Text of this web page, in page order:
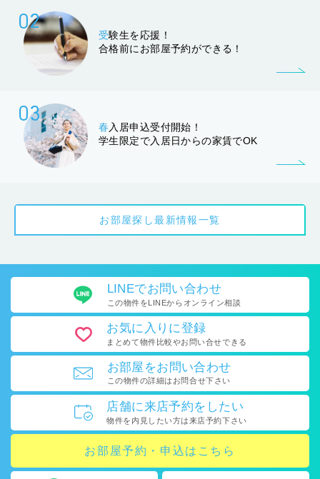
02
受験生を応援！
合格前にお部屋予約ができる！
03
春 入居申込受付開始！
学生限定で入居日からの家賃でOK
お部屋探し最新情報一覧
LINEでお問い合わせ
この物件をLINEから オンライン相談
お気に入り に登録
まとめて物件比較やお問い合せできる
お部屋をお問い合わせ
この物件の詳細はお問合せ下さい
店舗に来店予約をしたい
物件を内見したい方は来店予約下さい
お部屋予約・申込はこちら